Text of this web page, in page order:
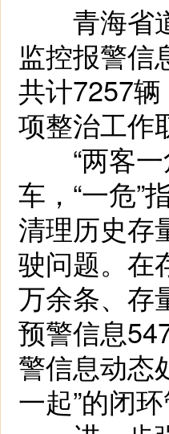
青海省道
监控报警信
共计7257
项整治工作
“两客一
车，“一危”
清理历史存
驶问题。在
万余条、存
预警信息
警信息动态
一起”的闭